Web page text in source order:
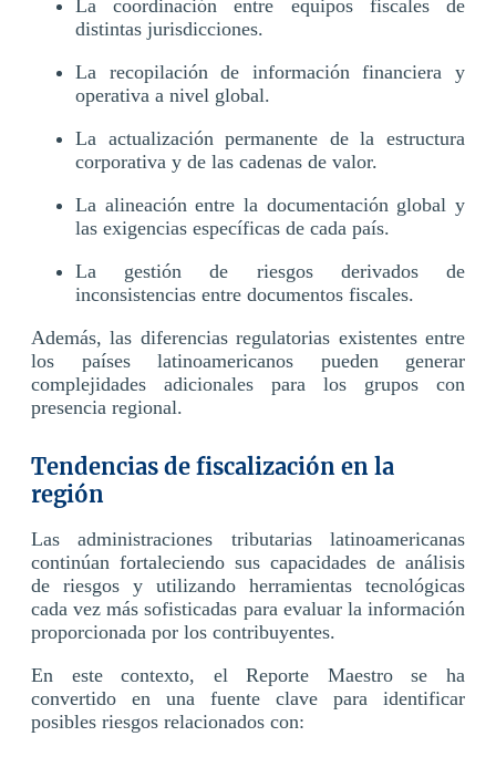
La coordinación entre equipos fiscales de
distintas jurisdicciones.
La recopilación de información financiera y
operativa a nivel global.
La actualización permanente de la estructura
corporativa y de las cadenas de valor.
La alineación entre la documentación global y
las exigencias específicas de cada país.
La gestión de riesgos derivados de
inconsistencias entre documentos fiscales.
Además, las diferencias regulatorias existentes entre
los países latinoamericanos pueden generar
complejidades adicionales para los grupos con
presencia regional.
Tendencias de fiscalización en la
región
Las administraciones tributarias latinoamericanas
continúan fortaleciendo sus capacidades de análisis
de riesgos y utilizando herramientas tecnológicas
cada vez más sofisticadas para evaluar la información
proporcionada por los contribuyentes.
En este contexto, el Reporte Maestro se ha
convertido en una fuente clave para identificar
posibles riesgos relacionados con: